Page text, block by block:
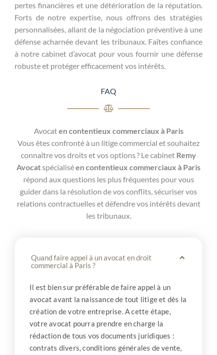
pertes financières et une détérioration de la réputation.
Forts de notre expertise, nous offrons des stratégies
personnalisées, allant de la négociation préventive à une
défense acharnée devant les tribunaux. Faîtes confiance
à notre cabinet d’avocat pour vous fournir une défense
robuste et protéger efficacement vos intérêts.
FAQ
Avocaten contentieux commerciaux à Paris
Vous êtes confronté à un litige commercial et souhaitez
connaître vos droits et vos options ? Le cabinet Remy
Avocatspécialiséen contentieux commerciaux à Paris
répond aux questions les plus fréquentes pour vous
guider dans la résolution de vos conflits, sécuriser vos
relations contractuelles et défendre vos intérêts devant
les tribunaux.
Quand faire appel à un avocat en droit
commercial à Paris ?
Il est bien sur préférable de faire appel à un
avocat avant la naissance de tout litige et dès la
création de votre entreprise. A cette étape,
votre avocat pourra prendre en charge la
rédaction de tous vos documents juridiques :
contrats divers, conditions générales de vente,